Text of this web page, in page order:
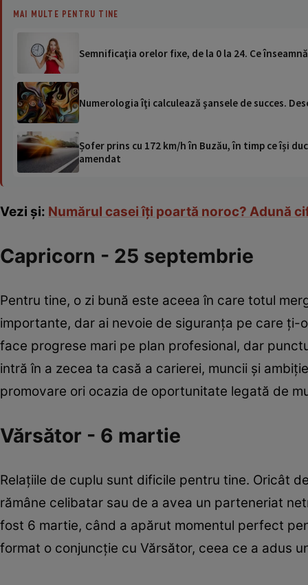
MAI MULTE PENTRU TINE
Semnificaţia orelor fixe, de la 0 la 24. Ce
Numerologia îţi calculează şansele de succes.
Șofer prins cu 172 km/h în Buzău, în timp ce își
amendat
Vezi şi: Numărul casei îţi poartă noroc? Adună
Capricorn - 25 septembrie
Pentru tine, o zi bună este aceea în care totul
importante, dar ai nevoie de siguranţa pe care
face progrese mari pe plan profesional, dar
intră în a zecea ta casă a carierei, muncii și
promovare ori ocazia de oportunitate legată de
Vărsător - 6 martie
Relațiile de cuplu sunt dificile pentru tine. Oricât
rămâne celibatar sau de a avea un parteneriat
fost 6 martie, când a apărut momentul perfect
format o conjuncție cu Vărsător, ceea ce a adus